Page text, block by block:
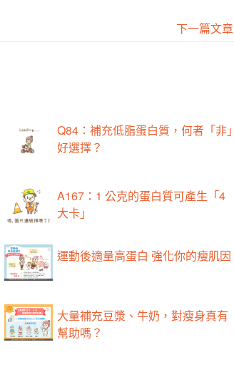
下一篇文章
Q84：補充低脂蛋白質，何者「非」
好選擇？
A167：1 公克的蛋白質可產生「4
大卡」
運動後適量高蛋白 強化你的瘦肌因
大量補充豆漿、牛奶，對瘦身真有
幫助嗎？